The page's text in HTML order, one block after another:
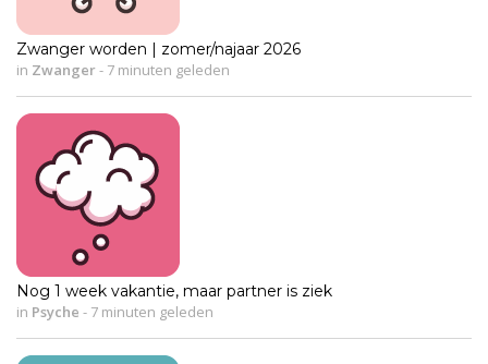
Zwanger worden | zomer/najaar 2026
in Zwanger- 7 minuten geleden
Nog 1 week vakantie, maar partner is ziek
in Psyche - 7 minuten geleden